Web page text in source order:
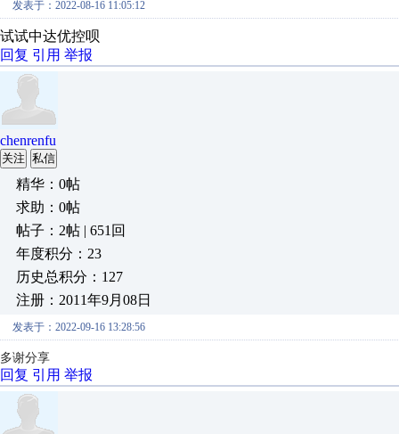
发表于：2022-08-16 11:05:12
试试中达优控呗
回复 引用 举报
chenrenfu
关注 私信
精华：0帖
求助：0帖
帖子：2帖 | 651回
年度积分：23
历史总积分：127
注册：2011年9月08日
发表于：2022-09-16 13:28:56
多谢分享
回复 引用 举报